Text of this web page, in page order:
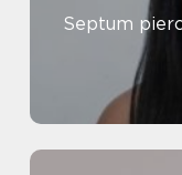
Septum